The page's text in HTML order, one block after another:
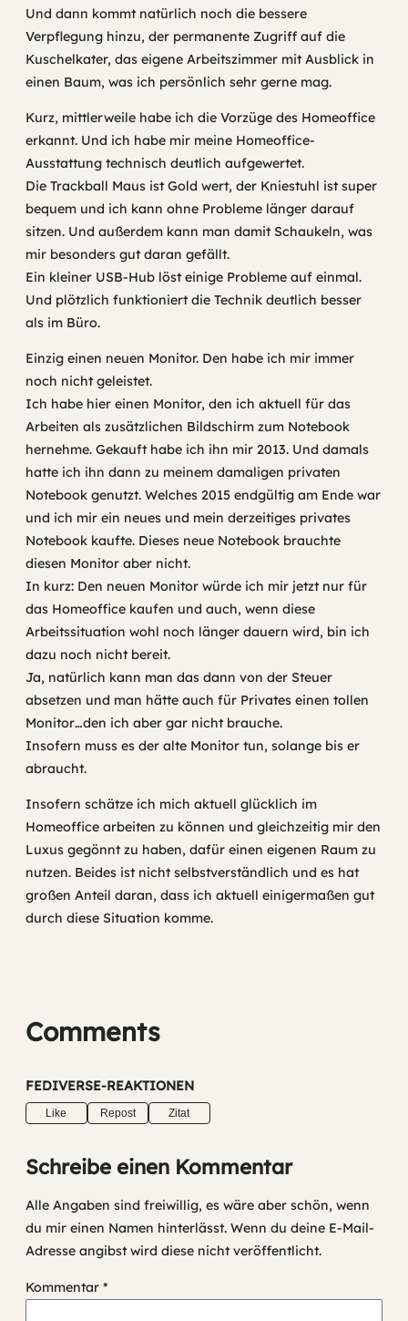
Und dann kommt natürlich noch die bessere
Verpflegung hinzu, der permanente Zugriff auf die
Kuschelkater, das eigene Arbeitszimmer mit Ausblick in
einen Baum, was ich persönlich sehr gerne mag.
Kurz, mittlerweile habe ich die Vorzüge des Homeoffice
erkannt. Und ich habe mir meine Homeoffice-
Ausstattung technisch deutlich aufgewertet.
Die Trackball Maus ist Gold wert, der Kniestuhl ist super
bequem und ich kann ohne Probleme länger darauf
sitzen. Und außerdem kann man damit Schaukeln, was
mir besonders gut daran gefällt.
Ein kleiner USB-Hub löst einige Probleme auf einmal.
Und plötzlich funktioniert die Technik deutlich besser
als im Büro.
Einzig einen neuen Monitor. Den habe ich mir immer
noch nicht geleistet.
Ich habe hier einen Monitor, den ich aktuell für das
Arbeiten als zusätzlichen Bildschirm zum Notebook
hernehme. Gekauft habe ich ihn mir 2013. Und damals
hatte ich ihn dann zu meinem damaligen privaten
Notebook genutzt. Welches 2015 endgültig am Ende war
und ich mir ein neues und mein derzeitiges privates
Notebook kaufte. Dieses neue Notebook brauchte
diesen Monitor aber nicht.
In kurz: Den neuen Monitor würde ich mir jetzt nur für
das Homeoffice kaufen und auch, wenn diese
Arbeitssituation wohl noch länger dauern wird, bin ich
dazu noch nicht bereit.
Ja, natürlich kann man das dann von der Steuer
absetzen und man hätte auch für Privates einen tollen
Monitor…den ich aber gar nicht brauche.
Insofern muss es der alte Monitor tun, solange bis er
abraucht.
Insofern schätze ich mich aktuell glücklich im
Homeoffice arbeiten zu können und gleichzeitig mir den
Luxus gegönnt zu haben, dafür einen eigenen Raum zu
nutzen. Beides ist nicht selbstverständlich und es hat
großen Anteil daran, dass ich aktuell einigermaßen gut
durch diese Situation komme.
Comments
FEDIVERSE-REAKTIONEN
Like Repost Zitat
Schreibe einen Kommentar
Alle Angaben sind freiwillig, es wäre aber schön, wenn
du mir einen Namen hinterlässt. Wenn du deine E-Mail-
Adresse angibst wird diese nicht veröffentlicht.
Kommentar *